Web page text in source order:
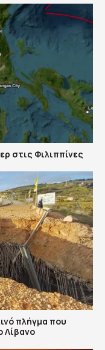
στις Φιλιππίνες
πλήγμα που
Λίβανο